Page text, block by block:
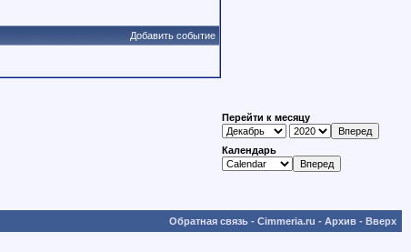
Добавить событие
Перейти к месяцу
Календарь
Обратная связь - Cimmeria.ru - Архив - Вверх